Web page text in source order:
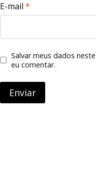
E-mail*
Salvar meus dados
eu comentar.